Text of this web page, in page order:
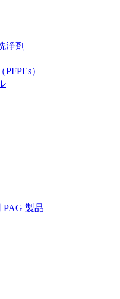
浄剤
）
製品